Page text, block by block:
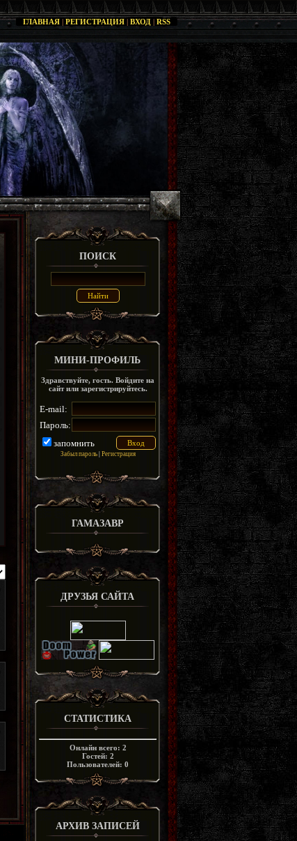
ГЛАВНАЯ | РЕГИСТРАЦИЯ | ВХОД | RSS
ПОИСК
МИНИ-ПРОФИЛЬ
Здравствуйте, гость. Войдите на
сайт или зарегистрируйтесь.
E-mail:
Пароль:
запомнить
Забыл пароль| Регистрация
ГАМАЗАВР
ДРУЗЬЯ САЙТА
СТАТИСТИКА
Онлайн всего: 2
Гостей: 2
Пользователей: 0
АРХИВ ЗАПИСЕЙ